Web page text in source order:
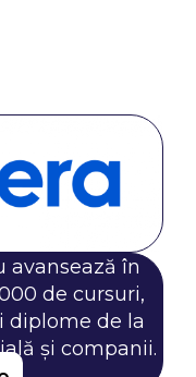
avansează în
de cursuri,
diplome de la
și companii.